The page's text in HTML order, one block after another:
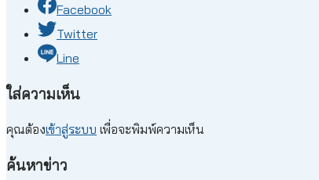
Facebook
Twitter
Line
ใส่ความเห็น
คุณต้องเข้าสู่ระบบ เพื่อจะพิมพ์ความเห็น
ค้นหาข่าว